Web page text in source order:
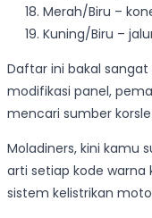
Merah/Biru –
Kuning/Biru –
Daftar ini bakal
modifikasi panel,
mencari sumber
Moladiners, kini kamu
arti setiap kode warna
sistem kelistrikan